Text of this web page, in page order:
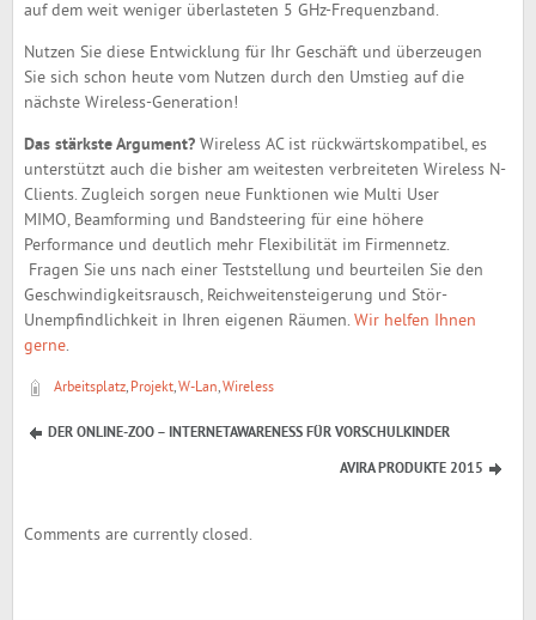
auf dem weit weniger überlasteten 5 GHz-Frequenzband.
Nutzen Sie diese Entwicklung für Ihr Geschäft und überzeugen
Sie sich schon heute vom Nutzen durch den Umstieg auf die
nächste Wireless-Generation!
Das stärkste Argument?Wireless AC ist rückwärtskompatibel, es
unterstützt auch die bisher am weitesten verbreiteten Wireless N-
Clients. Zugleich sorgen neue Funktionen wie Multi User
MIMO, Beamforming und Bandsteering für eine höhere
Performance und deutlich mehr Flexibilität im Firmennetz.
Fragen Sie uns nach einer Teststellung und beurteilen Sie den
Geschwindigkeitsrausch, Reichweitensteigerung und Stör-
Unempfindlichkeit in Ihren eigenen Räumen. Wir helfen Ihnen
gerne.
Arbeitsplatz, Projekt,W-Lan,Wireless
DER ONLINE-ZOO – INTERNETAWARENESS FÜR VORSCHULKINDER
AVIRA PRODUKTE 2015
Comments are currently closed.